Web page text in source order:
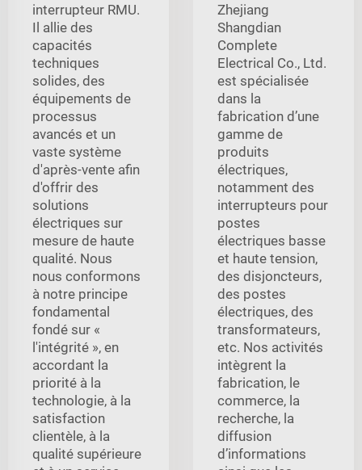
interrupteur RMU.
Il allie des
capacités
techniques
solides, des
équipements de
processus
avancés et un
vaste système
d'après-vente afin
d'offrir des
solutions
électriques sur
mesure de haute
qualité. Nous
nous conformons
à notre principe
fondamental
fondé sur «
l'intégrité », en
accordant la
priorité à la
technologie, à la
satisfaction
clientèle, à la
qualité supérieure
Zhejiang
Shangdian
Complete
Electrical Co., Ltd.
est spécialisée
dans la
fabrication d’une
gamme de
produits
électriques,
notamment des
interrupteurs pour
postes
électriques basse
et haute tension,
des disjoncteurs,
des postes
électriques, des
transformateurs,
etc. Nos activités
intègrent la
fabrication, le
commerce, la
recherche, la
diffusion
d’informations